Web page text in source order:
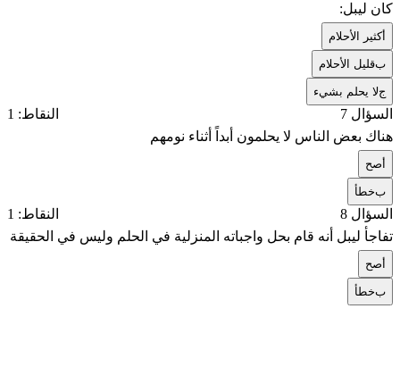
كان ليبل:
كثير الأحلام
بقليل الأحلام
جلا يحلم بشيء
السؤال 7
النقاط: 1
هناك بعض الناس لا يحلمون أبداً أثناء نومهم
صح
بخطأ
السؤال 8
النقاط: 1
تفاجأ ليبل أنه قام بحل واجباته المنزلية في الحلم وليس في الحقيقة
صح
بخطأ